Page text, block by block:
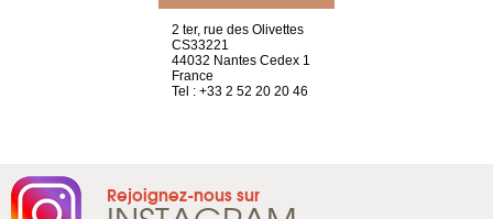
2 ter, rue des Olivettes
CS33221
44032 Nantes Cedex 1
France
Tel : +33 2 52 20 20 46
Rejoignez-nous sur